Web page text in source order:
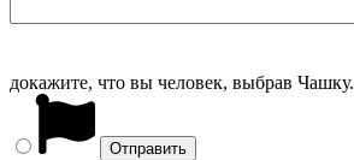
докажите, что вы человек, выбрав Чашку.